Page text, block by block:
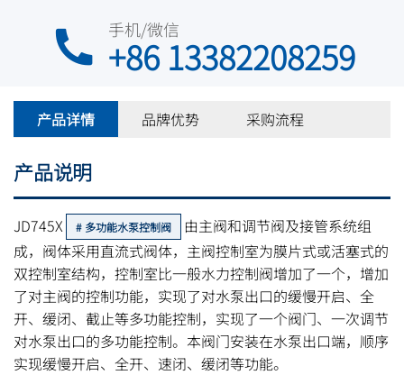
手机/微信
+86 13382208259
产品详情 品牌优势 采购流程
产品说明
JD745X 多功能水泵控制阀
由主阀和调节阀及接管系统组
成，阀体采用直流式阀体，主阀控制室为膜片式或活塞式的
双控制室结构，控制室比一般水力控制阀增加了一个，增加
了对主阀的控制功能，实现了对水泵出口的缓慢开启、全
开、缓闭、截止等多功能控制，实现了一个阀门、一次调节
对水泵出口的多功能控制。本阀门安装在水泵出口端，顺序
实现缓慢开启、全开、速闭、缓闭等功能。